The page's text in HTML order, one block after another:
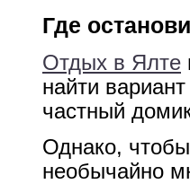
Где
Отдых в Ялте
найти
частный
Однако,
необычайно